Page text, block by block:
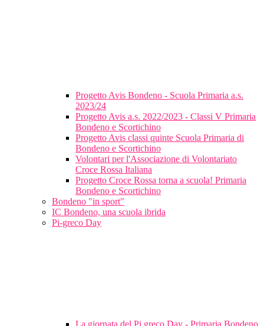
Progetto Avis Bondeno - Scuola Primaria a.s.
2023/24
Progetto Avis a.s. 2022/2023 - Classi V Primaria
Bondeno e Scortichino
Progetto Avis classi quinte Scuola Primaria di
Bondeno e Scortichino
Volontari per l'Associazione di Volontariato
Croce Rossa Italiana
Progetto Croce Rossa torna a scuola! Primaria
Bondeno e Scortichino
Bondeno "in sport"
IC Bondeno, una scuola ibrida
Pi-greco Day